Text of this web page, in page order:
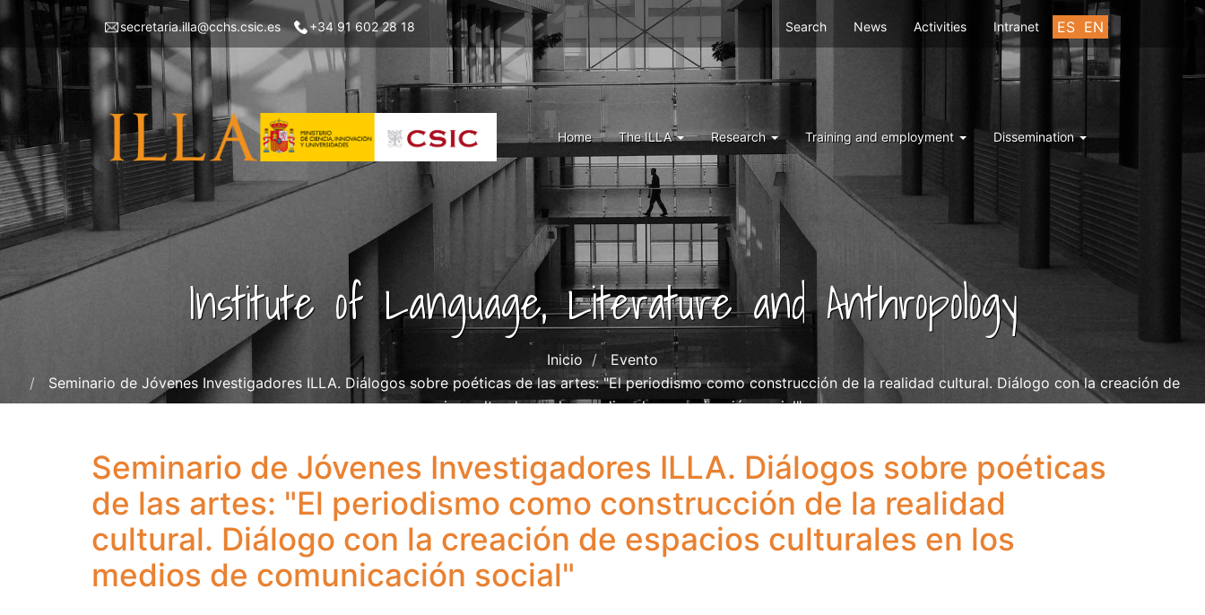
main
content
Menu
left
ILLA
secretaria.illa@cchs.csic.es +34 91 602 28 18 ES EN
Menu
right
ILLA
Search News Activities Intranet
Home The ILLA Research Training and employment Dissemination
Institute of Language, Literature and Anthropology
Inicio
Evento
Seminario de Jóvenes Investigadores ILLA. Diálogos sobre poéticas de las artes: "El periodismo como construcción de la realidad cultural. Diálogo con la creación de
espacios culturales en los medios de comunicación social"
Seminario de Jóvenes Investigadores ILLA. Diálogos sobre poéticas
de las artes: "El periodismo como construcción de la realidad
cultural. Diálogo con la creación de espacios culturales en los
medios de comunicación social"